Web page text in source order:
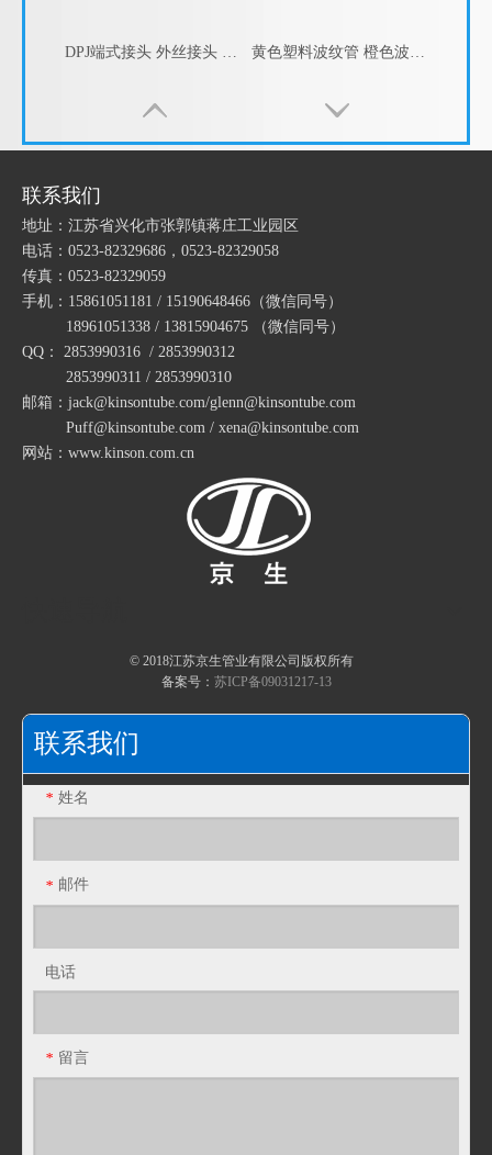
DPJ端式接头 外丝接头 外螺纹金属软管接头 黄色塑料波纹管 橙色波纹管 白色PP波纹管
KBG管盒接头 JDG管箱接头 KBG铁杯梳 锁母 线管杯梳
联系我们
地址：江苏省兴化市张郭镇蒋庄工业园区
电话：0523-82329686，0523-82329058
传真：0523-82329059
手机：15861051181 / 15190648466 （微信同号）
18961051338 / 13815904675
（微信同号）
QQ： 2853990316 / 2853990312
2853990311 / 2853990310
邮箱：jack@kinsontube.com/glenn@kinsontube.com
Puff@kinsontube.com / xena@kinsontube.com
网站：www.kinson.com.cn
© 2018江苏京生管业有限公司版权所有
备案号： 苏ICP备09031217-13
联系我们
* 姓名
* 邮件
电话
* 留言